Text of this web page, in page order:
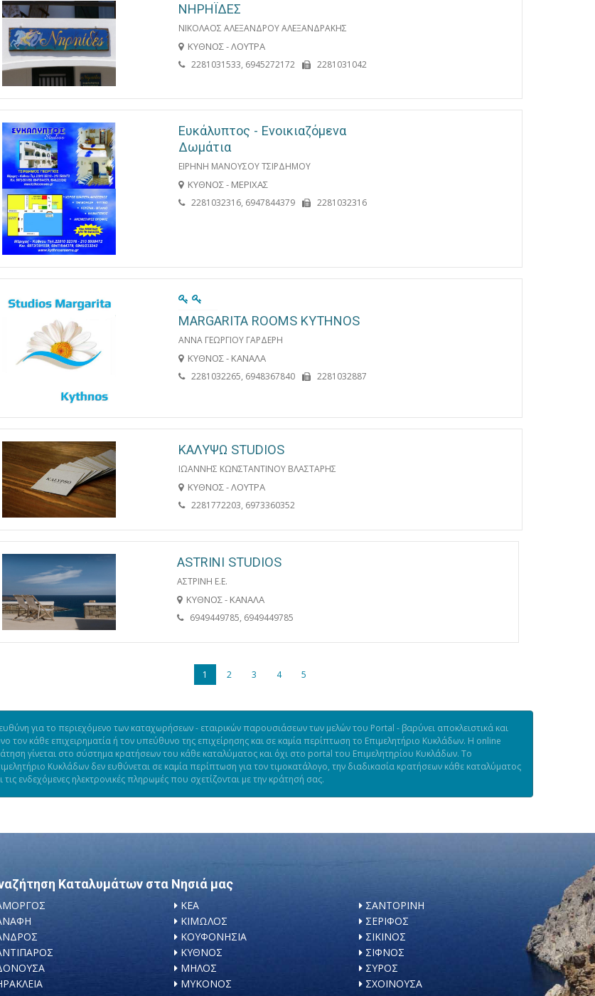
ΝΗΡΗΪΔΕΣ
ΝΙΚΟΛΑΟΣ ΑΛΕΞΑΝΔΡΟΥ ΑΛΕΞΑΝΔΡΑΚΗΣ
ΚΥΘΝΟΣ - ΛΟΥΤΡΑ
2281031533, 6945272172 2281031042
Ευκάλυπτος - Ενοικιαζόμενα
Δωμάτια
ΕΙΡΗΝΗ ΜΑΝΟΥΣΟΥ ΤΣΙΡΔΗΜΟΥ
ΚΥΘΝΟΣ - ΜΕΡΙΧΑΣ
2281032316, 6947844379 2281032316
MARGARITA ROOMS KYTHNOS
ΑΝΝΑ ΓΕΩΡΓΙΟΥ ΓΑΡΔΕΡΗ
ΚΥΘΝΟΣ - ΚΑΝΑΛΑ
2281032265, 6948367840 2281032887
ΚΑΛΥΨΩ STUDIOS
ΙΩΑΝΝΗΣ ΚΩΝΣΤΑΝΤΙΝΟΥ ΒΛΑΣΤΑΡΗΣ
ΚΥΘΝΟΣ - ΛΟΥΤΡΑ
2281772203, 6973360352
ASTRINI STUDIOS
ΑΣΤΡΙΝΗ Ε.Ε.
ΚΥΘΝΟΣ - ΚΑΝΑΛΑ
6949449785, 6949449785
1 2 3 4 5
για το περιεχόμενο των καταχωρήσεων - εταιρικών παρουσιάσεων των μελών του Portal - βαρύνει αποκλειστικά και
τον κάθε επιχειρηματία ή τον υπεύθυνο της επιχείρησης και σε καμία περίπτωση το Επιμελητήριο Κυκλάδων. Η online
γίνεται στο σύστημα κρατήσεων του κάθε καταλύματος και όχι στο portal του Επιμελητηρίου Κυκλάδων. Το
Κυκλάδων δεν ευθύνεται σε καμία περίπτωση για τον τιμοκατάλογο, την διαδικασία κρατήσεων κάθε καταλύματος
τις ενδεχόμενες ηλεκτρονικές πληρωμές που σχετίζονται με την κράτησή σας.
Καταλυμάτων στα Νησιά μας
ΚΕΑ
ΚΙΜΩΛΟΣ
ΚΟΥΦΟΝΗΣΙΑ
ΚΥΘΝΟΣ
ΜΗΛΟΣ
ΜΥΚΟΝΟΣ
ΣΑΝΤΟΡΙΝΗ
ΣΕΡΙΦΟΣ
ΣΙΚΙΝΟΣ
ΣΙΦΝΟΣ
ΣΥΡΟΣ
ΣΧΟΙΝΟΥΣΑ